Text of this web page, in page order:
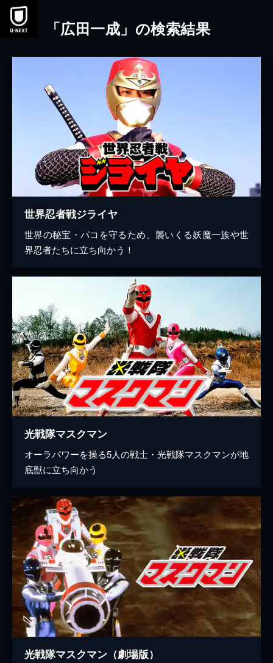
本文へスキップ
「広田一成」の検索結果
世界忍者戦ジライヤ
世界の秘宝・パコを守るため、襲いくる妖魔一族や世
界忍者たちに立ち向かう！
光戦隊マスクマン
オーラパワーを操る5人の戦士・光戦隊マスクマンが地
底獣に立ち向かう
光戦隊マスクマン（劇場版）